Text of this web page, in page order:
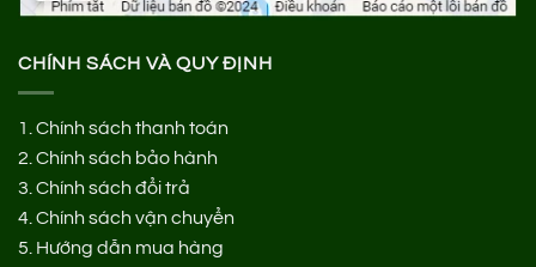
CHÍNH SÁCH VÀ QUY ĐỊNH
1.Chính sách thanh toán
2.Chính sách bảo hành
3.Chính sách đổi trả
4.Chính sách vận chuyển
5. Hướng dẫn mua hàng